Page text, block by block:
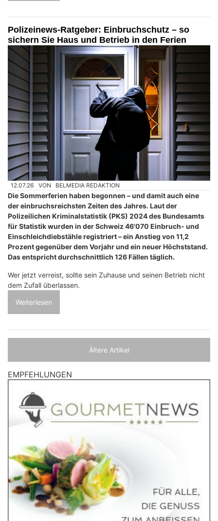
Polizeinews-Ratgeber: Einbruchschutz – so
sichern Sie Haus und Betrieb in den Ferien
12.07.26 VON BELMEDIA REDAKTION
Die Sommerferien haben begonnen – und damit auch eine
der einbruchsreichsten Zeiten des Jahres. Laut der
Polizeilichen Kriminalstatistik (PKS) 2024 des Bundesamts
für Statistik wurden in der Schweiz 46'070 Einbruch- und
Einschleichdiebstähle registriert – ein Anstieg von 11,2
Prozent gegenüber dem Vorjahr und ein neuer Höchststand.
Das entspricht durchschnittlich 126 Fällen täglich.
Wer jetzt verreist, sollte sein Zuhause und seinen Betrieb nicht
dem Zufall überlassen.
Weiterlesen
Ältere Artikel
EMPFEHLUNGEN